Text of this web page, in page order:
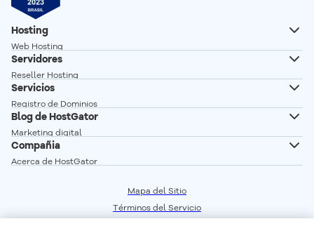
Hosting
Web Hosting
Hosting Wordpress
Creador de Sitios
Servidores
Reseller Hosting
Servidor VPS
Servidor VPS n8n autoalojado
Servidor Dedicado Linux
Servidor Dedicado Windows
Servicios
Registro de Dominios
Transferencia de Dominios
Correo profesional
Blog de HostGator
Marketing digital
Desarrollo Web
Compañia
Acerca de HostGator
Precios
Mapa del Sitio
Términos del Servicio